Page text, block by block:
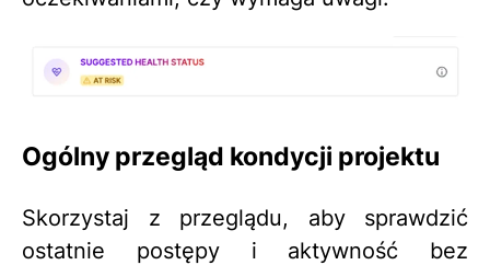
Ogólny przegląd kondycji projektu
Skorzystaj z przeglądu, aby sprawdzić
ostatnie postępy i aktywność bez